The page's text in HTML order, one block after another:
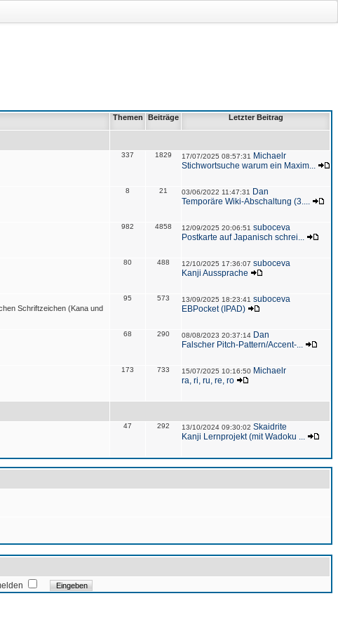
Themen Beiträge Letzter Beitrag
337 1829 17/07/2025 08:57:31
Michaelr
Stichwortsuche warum ein Maxim...
8 21 03/06/2022 11:47:31
Dan
Temporäre Wiki-Abschaltung (3....
982 4858 12/09/2025 20:06:51 suboceva
Postkarte auf Japanisch schrei...
80 488 12/10/2025 17:36:07 suboceva
Kanji Aussprache
Schriftzeichen (Kana und
95 573 13/09/2025 18:23:41 suboceva
EBPocket (IPAD)
68 290 08/08/2023 20:37:14 Dan
Falscher Pitch-Pattern/Accent-...
173 733 15/07/2025 10:16:50 Michaelr
ra, ri, ru, re, ro
47 292 13/10/2024 09:30:02 Skaidrite
Kanji Lernprojekt (mit Wadoku ...